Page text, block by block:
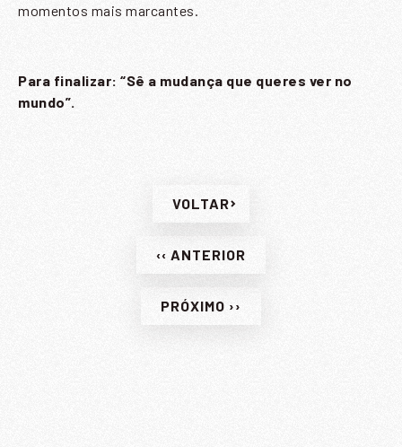
momentos mais marcantes.
Para finalizar: “Sê a mudança que queres ver no
mundo”.
VOLTAR
‹‹ ANTERIOR
PRÓXIMO ››